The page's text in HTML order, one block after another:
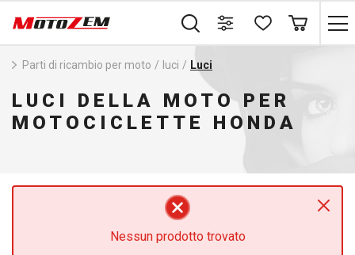
Parti di ricambio per moto / luci / Luci
LUCI DELLA MOTO PER
MOTOCICLETTE HONDA
Nessun prodotto trovato